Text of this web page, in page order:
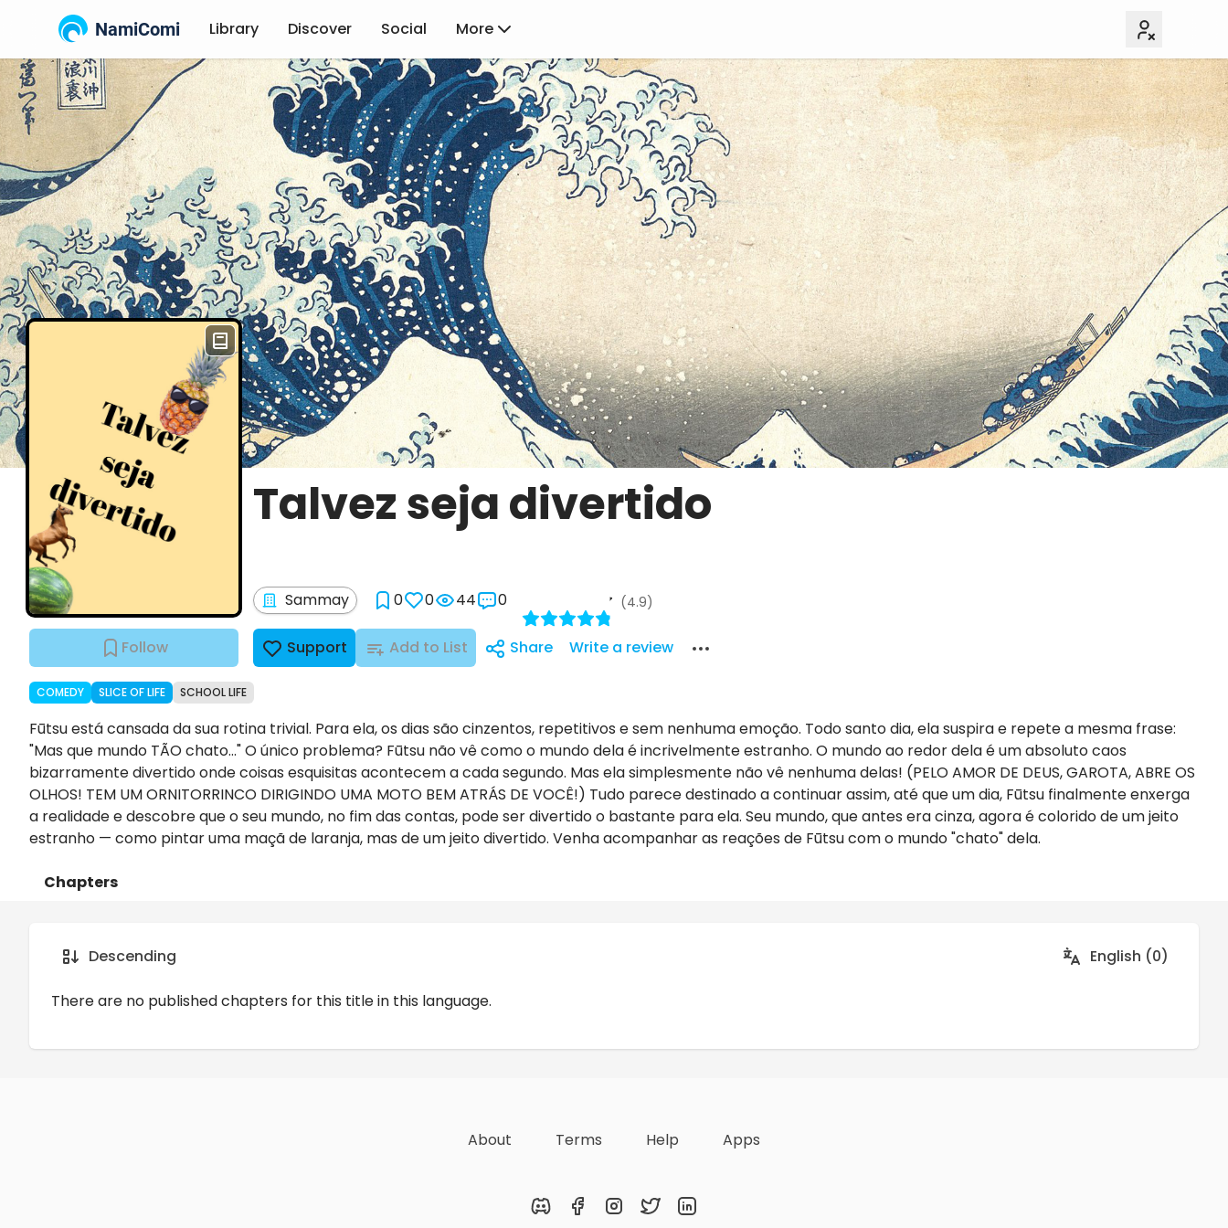
NamiComi Library Discover Social More
Talvez seja divertido
Sammay 0 0 44 0 (4.9)
Follow Support Add to List Share Write a review
COMEDY SLICE OF LIFE SCHOOL LIFE
Fūtsu está cansada da sua rotina trivial. Para ela, os dias são cinzentos, repetitivos e sem nenhuma emoção. Todo santo dia, ela suspira e repete a mesma frase:
"Mas que mundo TÃO chato..." O único problema? Fūtsu não vê como o mundo dela é incrivelmente estranho. O mundo ao redor dela é um absoluto caos
bizarramente divertido onde coisas esquisitas acontecem a cada segundo. Mas ela simplesmente não vê nenhuma delas! (PELO AMOR DE DEUS, GAROTA, ABRE OS
OLHOS! TEM UM ORNITORRINCO DIRIGINDO UMA MOTO BEM ATRÁS DE VOCÊ!) Tudo parece destinado a continuar assim, até que um dia, Fūtsu finalmente enxerga
a realidade e descobre que o seu mundo, no fim das contas, pode ser divertido o bastante para ela. Seu mundo, que antes era cinza, agora é colorido de um jeito
estranho — como pintar uma maçã de laranja, mas de um jeito divertido. Venha acompanhar as reações de Fūtsu com o mundo "chato" dela.
Chapters
Descending English (0)
There are no published chapters for this title in this language.
About Terms Help Apps
DiscordFacebookInstagram
TwitterLinkedIn